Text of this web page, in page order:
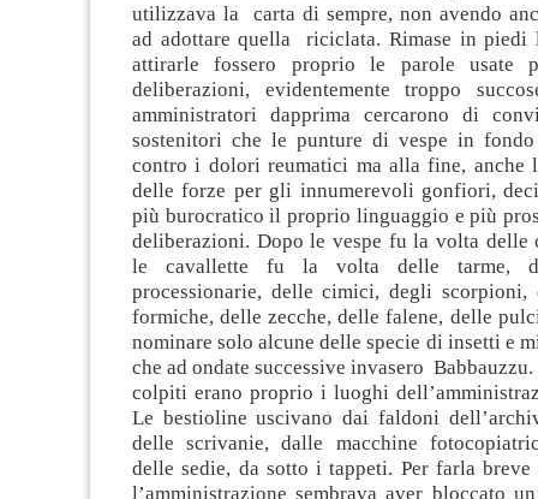
utilizzava la carta di sempre, non avendo
ad adottare quella riciclata. Rimase in piedi
attirarle fossero proprio le parole usate
deliberazioni, evidentemente troppo
amministratori dapprima cercarono di
sostenitori che le punture di vespe in fondo
contro i dolori reumatici ma alla fine, anche
delle forze per gli innumerevoli gonfiori,
più burocratico il proprio linguaggio e più
deliberazioni. Dopo le vespe fu la volta delle
le cavallette fu la volta delle tarme,
processionarie, delle cimici, degli
formiche, delle zecche, delle falene, delle
nominare solo alcune delle specie di insetti e
che ad ondate successive invasero
colpiti erano proprio i luoghi
Le bestioline uscivano dai faldoni
delle scrivanie, dalle macchine
delle sedie, da sotto i tappeti. Per farla
l’amministrazione sembrava aver bloccato